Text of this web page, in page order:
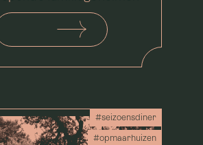
#seizoensdiner
#opmaarhuizen